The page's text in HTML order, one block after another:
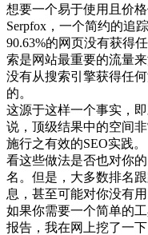
想要一个易于使用且价
Serpfox，一个简约的追踪
90.63%的网页没有获得
索是网站最重要的流量
没有从搜索引擎获得任
的。
这源于这样一个事实，
说，顶级结果中的空间
施行之有效的SEO实践。
看这些做法是否也对你
名。但是，大多数排名
息，甚至可能对你没有用
如果你需要一个简单的
报告，我在网上挖了一